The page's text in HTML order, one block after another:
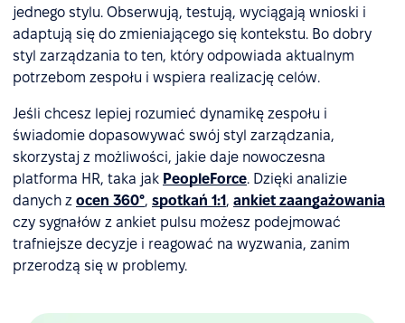
jednego stylu. Obserwują, testują, wyciągają wnioski i
adaptują się do zmieniającego się kontekstu. Bo dobry
styl zarządzania to ten, który odpowiada aktualnym
potrzebom zespołu i wspiera realizację celów.
Jeśli chcesz lepiej rozumieć dynamikę zespołu i
świadomie dopasowywać swój styl zarządzania,
skorzystaj z możliwości, jakie daje nowoczesna
platforma HR, taka jak PeopleForce. Dzięki analizie
danych z ocen 360°, spotkań 1:1 , ankiet zaangażowania
czy sygnałów z ankiet pulsu możesz podejmować
trafniejsze decyzje i reagować na wyzwania, zanim
przerodzą się w problemy.